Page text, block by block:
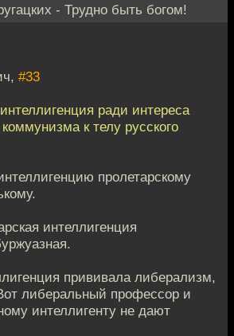
- Трудно быть богом!
#33
ради интереса
к телу русского
пролетарскому
интеллигенция
прививала либерализм,
либеральный профессор и
интеллигенту не дают